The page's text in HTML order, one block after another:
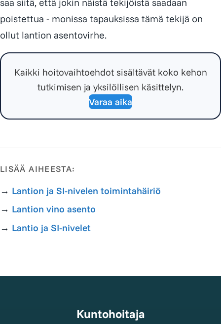
poistettua - monissa tapauksissa tämä tekijä on
ollut lantion asentovirhe.
Kaikki hoitovaihtoehdot sisältävät koko kehon
tutkimisen ja yksilöllisen käsittelyn.
Varaa aika
LISÄÄ AIHEESTA:
→ Lantion ja SI-nivelen toimintahäiriö
→ Lantion vino asento
→ Lantio ja SI-nivelet
Kuntohoitaja